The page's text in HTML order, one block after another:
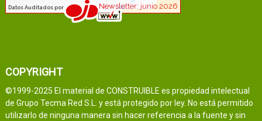
COPYRIGHT
©1999-2025 El material de CONSTRUIBLE es propiedad intelectual
de Grupo Tecma Red S.L. y está protegido por ley. No está permitido
utilizarlo de ninguna manera sin hacer referencia a la fuente y sin